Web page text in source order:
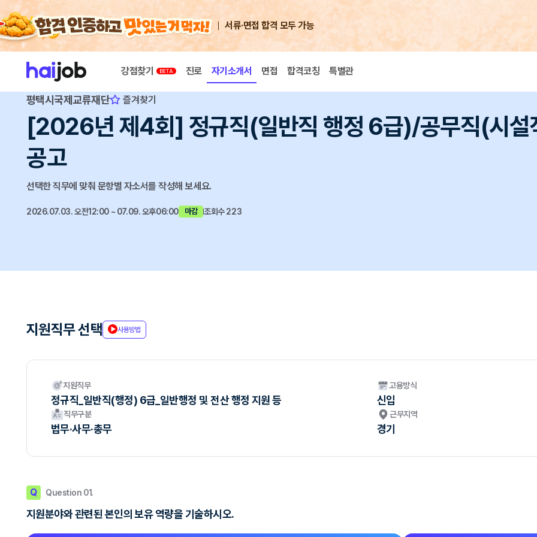
서류·면접 합격 모두 가능
강점찾기 진로 자기소개서 면접 합격코칭 특별관
평택시국제교류재단 즐겨찾기
[2026년 제4회] 정규직(일반직 행정 6급)/공무직(시설
공고
선택한 직무에 맞춰 문항별 자소서를 작성해 보세요.
2026.07.03. 오전12:00 ~ 07.09. 오후06:00 마감 조회수 223
지원직무 선택 사용방법
지원직무
정규직_일반직(행정) 6급_일반행정 및 전산 행정 지원 등
고용방식
신입
직무구분
법무·사무·총무
근무지역
경기
Q Question 01.
지원분야와 관련된 본인의 보유 역량을 기술하시오.